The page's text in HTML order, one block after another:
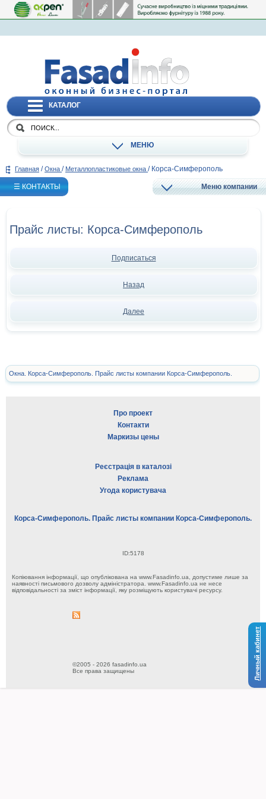
Личный кабинет
КАТАЛОГ
МЕНЮ
Главная / Окна / Металлопластиковые окна / Корса-Симферополь
☰ КОНТАКТЫ Меню компании
Прайс листы: Корса-Симферополь
Подписаться
Назад
Далее
Окна. Корса-Симферополь. Прайс листы компании Корса-Симферополь.
Про проект
Контакти
Маркизы цены
Реєстрація в каталозі
Реклама
Угода користувача
Корса-Симферополь. Прайс листы компании Корса-Симферополь.
ID:5178
Копіювання інформації, що опублікована на www.Fasadinfo.ua, допустиме лише за
наявності письмового дозволу адміністратора. www.Fasadinfo.ua не несе
відповідальності за зміст інформації, яку розміщують користувачі ресурсу.
©2005 - 2026 fasadinfo.ua
Все права защищены